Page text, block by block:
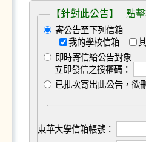
【針對此公告】 點
寄公告至下列信箱
我的學校信箱
即時寄信給公告對象
立即發信之授權碼：
已批次寄出此公告，欲
東華大學信箱帳號：